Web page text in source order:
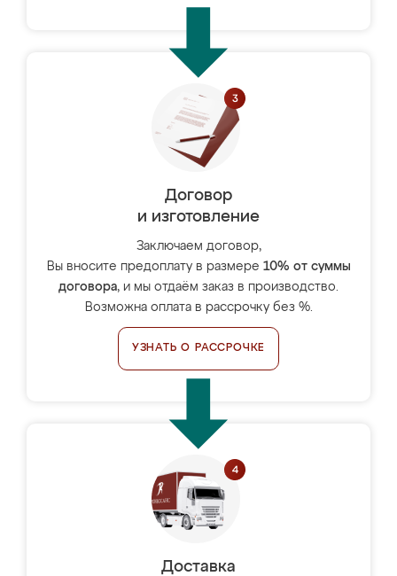
Договор
и изготовление
Заключаем договор,
Вы вносите предоплату в размере 10% от суммы
договора, и мы отдаём заказ в производство.
Возможна оплата в рассрочку без %.
УЗНАТЬ О РАССРОЧКЕ
Доставка